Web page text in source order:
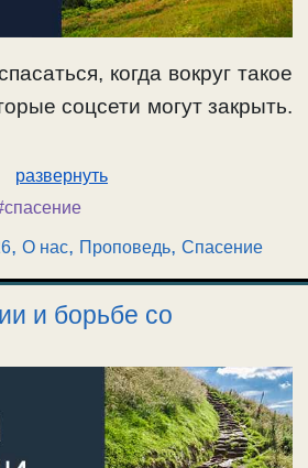
когда вокруг такое
соцсети могут закрыть.
развернуть
,О нас, Проповедь,Спасение
и борьбе со